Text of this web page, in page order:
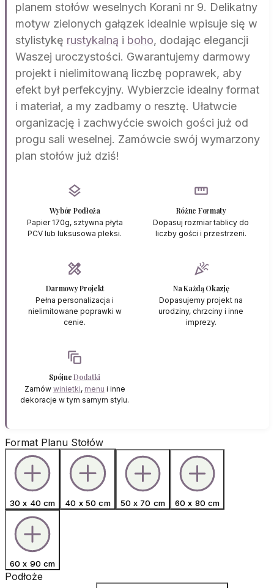
planem stołów weselnych Korani nr 9. Delikatny
motyw zielonych gałązek idealnie wpisuje się w
stylistykę rustykalną i boho, dodając elegancji
Waszej uroczystości. Gwarantujemy darmowy
projekt i nielimitowaną liczbę poprawek, aby
efekt był perfekcyjny. Wybierzcie idealny format
i materiał, a my zadbamy o resztę. Ułatwcie
organizację i zachwyćcie swoich gości już od
progu sali weselnej. Zamówcie swój wymarzony
plan stołów już dziś!
layers
Wybór Podłoża
Papier 170g, sztywna płyta
PCV lub luksusowa pleksi.
straighten
Różne Formaty
Dopasuj rozmiar tablicy do
liczby gości i przestrzeni.
design_services
Darmowy Projekt
Pełna personalizacja i
nielimitowane poprawki w
cenie.
celebration
Na Każdą Okazję
Dopasujemy projekt na
urodziny, chrzciny i inne
imprezy.
auto_awesome_motion
SpójneDodatki
Zamów winietki, menu i inne
dekoracje w tym samym stylu.
Format Planu Stołów
30 x 40 cm 40 x 50 cm 50 x 70 cm 60 x 80 cm
60 x 90 cm
Podłoże